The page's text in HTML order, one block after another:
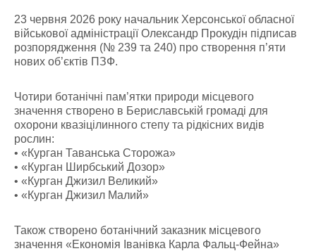
23 червня 2026 року начальник Херсонської обласної
військової адміністрації Олександр Прокудін підписав
розпорядження (№ 239 та 240) про створення п’яти
нових об’єктів ПЗФ.
Чотири ботанічні пам’ятки природи місцевого
значення створено в Бериславській громаді для
охорони квазіцілинного степу та рідкісних видів
рослин:
• «Курган Таванська Сторожа»
• «Курган Ширбський Дозор»
• «Курган Джизил Великий»
• «Курган Джизил Малий»
Також створено ботанічний заказник місцевого
значення «Економія Іванівка Карла Фальц-Фейна»